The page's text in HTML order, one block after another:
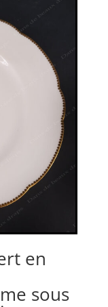
en
sous